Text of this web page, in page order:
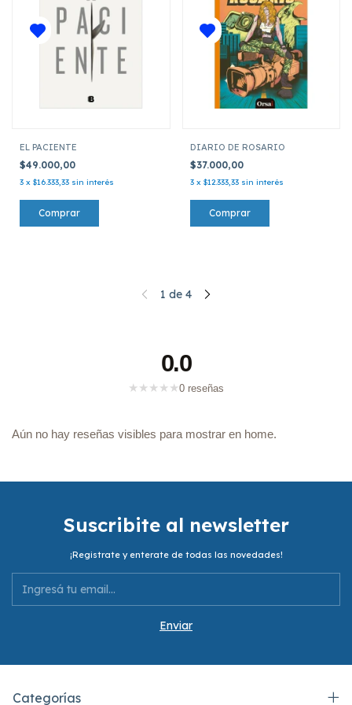
EL PACIENTE
$49.000,00
3 x $16.333,33 sin interés
DIARIO DE ROSARIO
$37.000,00
3 x $12.333,33 sin interés
1 de 4
0.0
★ ★ ★ ★ ★0 reseñas
Aún no hay reseñas visibles para mostrar en home.
Suscribite al newsletter
¡Registrate y enterate de todas las novedades!
Categorías